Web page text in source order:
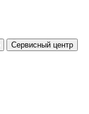
Сервисный центр